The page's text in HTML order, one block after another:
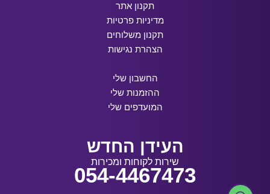
תקנון אתר
מדיניות פרטיות
תקנון משלוחים
הצהרת נגישות
החשבון שלי
ההזמנות שלי
המועדפים שלי
העידן החדש
שירות לקוחות ומכירות
054-4467473